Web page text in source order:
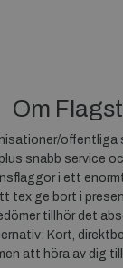
Om
snabb service
i ett
ge bort i
tillhör det
Kort,
att höra av dig